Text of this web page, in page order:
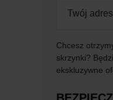
Chcesz
skrzynki?
ekskluzywne